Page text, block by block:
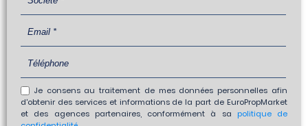
Je consens au traitement de mes données personnelles afin
d'obtenir des services et informations de la part de EuroPropMarket
et des agences partenaires, conformément à sa politique de